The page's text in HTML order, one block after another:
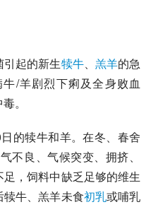
引起的新生犊牛、 羔羊的急
/羊剧烈下痢及全身败血
毒。
的犊牛和羊。在冬、春舍
不良、气候突变、拥挤、
，饲料中缺乏足够的维生
牛、羔羊未食初乳或哺乳